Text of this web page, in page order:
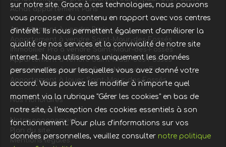
Achat appartement Paris
Appartement à vendre Paris
Appartement à vendre Saint-Maur-des-Fossés
Immobilier Pro à vendre Saint-Maur-des-Fossés
Appartement à vendre Saint-Maur-des-Fossés
Immobilier Pro à vendre Saint-Maur-des-Fossés
Appartement à louer Saint-Maur-des-Fossés
Nos Honoraires
Offre complète
Notre engagement
Plan du site
Mentions légales
sur notre site. Grace à ces technologies, nous pouvons
vous proposer du contenu en rapport avec vos centres
d'intérêt. Ils nous permettent également d'améliorer la
qualité de nos services et la convivialité de notre site
internet. Nous utiliserons uniquement les données
personnelles pour lesquelles vous avez donné votre
accord. Vous pouvez les modifier à n'importe quel
moment via la rubrique "Gérer les cookies" en bas de
notre site, à l'exception des cookies essentiels à son
fonctionnement. Pour plus d'informations sur vos
données personnelles, veuillez consulter notre politique